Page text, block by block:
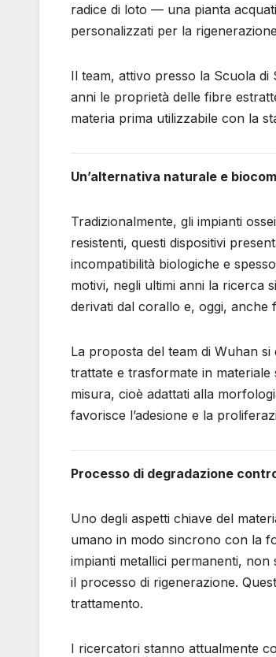
radice di loto — una pianta
personalizzati per la
Il team, attivo presso la Scuola di
anni le proprietà delle fibre
materia prima utilizzabile con la
Un’alternativa naturale e
Tradizionalmente, gli impianti
resistenti, questi dispositivi
incompatibilità biologiche e
motivi, negli ultimi anni la ricerca
derivati dal corallo e, oggi, anche
La proposta del team di Wuhan
trattate e trasformate in
misura, cioè adattati alla
favorisce l’adesione e la
Processo di degradazione
Uno degli aspetti chiave del
umano in modo sincrono con la
impianti metallici permanenti,
il processo di rigenerazione.
trattamento.
I ricercatori stanno attualmente